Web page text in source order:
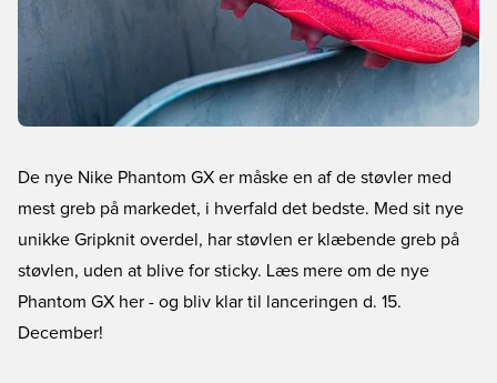
De nye Nike Phantom GX er måske en af de støvler med
mest greb på markedet, i hverfald det bedste. Med sit nye
unikke Gripknit overdel, har støvlen er klæbende greb på
støvlen, uden at blive for sticky. Læs mere om de nye
Phantom GX her - og bliv klar til lanceringen d. 15.
December!